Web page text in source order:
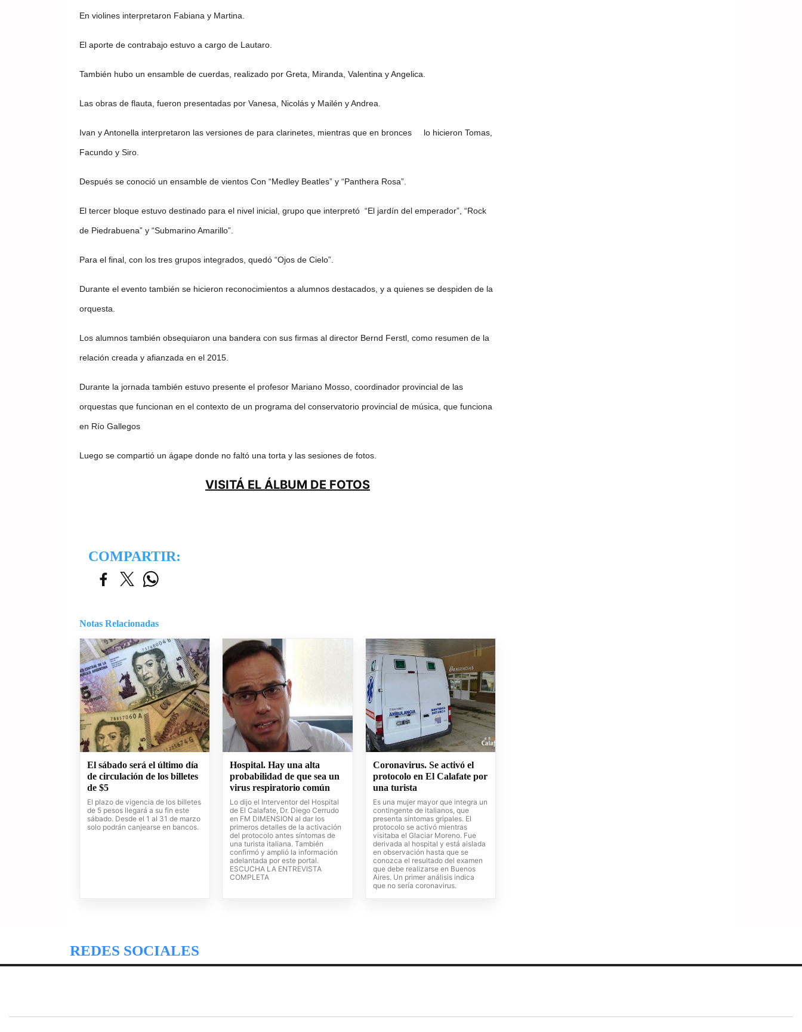
En violines interpretaron Fabiana y Martina.
El aporte de contrabajo estuvo a cargo de Lautaro.
También hubo un ensamble de cuerdas, realizado por Greta, Miranda, Valentina y Angelica.
Las obras de flauta, fueron presentadas por Vanesa, Nicolás y Mailén y Andrea.
Ivan y Antonella interpretaron las versiones de para clarinetes, mientras que en bronces lo hicieron Tomas,
Facundo y Siro.
Después se conoció un ensamble de vientos Con “Medley Beatles” y “Panthera Rosa”.
El tercer bloque estuvo destinado para el nivel inicial, grupo que interpretó “El jardín del emperador”, “Rock
de Piedrabuena” y “Submarino Amarillo”.
Para el final, con los tres grupos integrados, quedó “Ojos de Cielo”.
Durante el evento también se hicieron reconocimientos a alumnos destacados, y a quienes se despiden de la
orquesta.
Los alumnos también obsequiaron una bandera con sus firmas al director Bernd Ferstl, como resumen de la
relación creada y afianzada en el 2015.
Durante la jornada también estuvo presente el profesor Mariano Mosso, coordinador provincial de las
orquestas que funcionan en el contexto de un programa del conservatorio provincial de música, que funciona
en Río Gallegos
Luego se compartió un ágape donde no faltó una torta y las sesiones de fotos.
VISITÁ EL ÁLBUM DE FOTOS
COMPARTIR:
Notas Relacionadas
El sábado será el último día
de circulación de los billetes
de $5
El plazo de vigencia de los billetes
de 5 pesos llegará a su fin este
sábado. Desde el 1 al 31 de marzo
solo podrán canjearse en bancos.
Hospital. Hay una alta
probabilidad de que sea un
virus respiratorio común
Lo dijo el Interventor del Hospital
de El Calafate, Dr. Diego Cerrudo
en FM DIMENSION al dar los
primeros detalles de la activación
del protocolo antes síntomas de
una turista italiana. También
confirmó y amplió la información
adelantada por este portal.
ESCUCHA LA ENTREVISTA
COMPLETA
Coronavirus. Se activó el
protocolo en El Calafate por
una turista
Es una mujer mayor que integra un
contingente de italianos, que
presenta síntomas gripales. El
protocolo se activó mientras
visitaba el Glaciar Moreno. Fue
derivada al hospital y está aislada
en observación hasta que se
conozca el resultado del examen
que debe realizarse en Buenos
Aires. Un primer análisis indica
que no sería coronavirus.
REDES SOCIALES